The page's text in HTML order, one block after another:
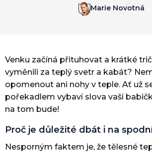
Venku začíná přituhovat a krátké
vyměnili za teplý svetr a kabát?
opomenout ani nohy v teple. Ať už
pořekadlem vybaví slova vaší
na tom bude!
Proč je důležité dbát i na
Nesporným faktem je, že tělesné
Marie Novotná